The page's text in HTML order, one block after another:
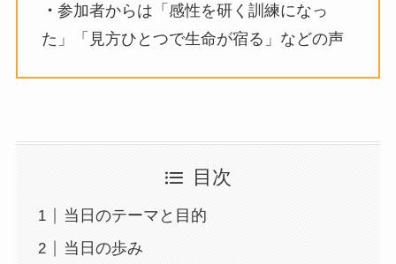
・ 参加者からは「感性を研く訓練になっ
た」「見方ひとつで生命が宿る」などの声
目次
当日のテーマと目的
当日の歩み